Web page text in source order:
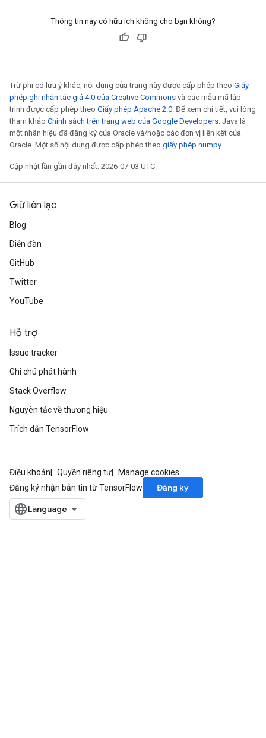
Thông tin này có hữu ích không cho bạn không?
Trừ phi có lưu ý khác, nội dung của trang này được cấp phép theo Giấy
phép ghi nhận tác giả 4.0 của Creative Commons và các mẫu mã lập
trình được cấp phép theo Giấy phép Apache 2.0. Để xem chi tiết, vui lòng
tham khảo Chính sách trên trang web của Google Developers. Java là
một nhãn hiệu đã đăng ký của Oracle và/hoặc các đơn vị liên kết của
Oracle. Một số nội dung được cấp phép theo giấy phép numpy.
Cập nhật lần gần đây nhất: 2026-07-03 UTC.
Giữ liên lạc
Blog
Diễn đàn
GitHub
Twitter
YouTube
Hỗ trợ
Issue tracker
Ghi chú phát hành
Stack Overflow
Nguyên tắc về thương hiệu
Trích dẫn TensorFlow
Điều khoản Quyền riêng tư
Manage cookies
Đăng ký nhận bản tin từ TensorFlow
Đăng ký